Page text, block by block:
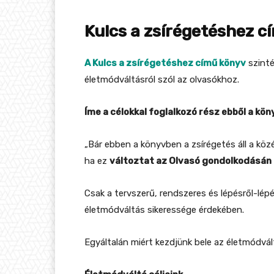
Kulcs a zsírégetéshez
A Kulcs a zsírégetéshez című könyv
életmódváltásról szól az olvasókhoz.
Íme a célokkal foglalkozó rész ebből a
„Bár ebben a könyvben a zsírégetés áll a
ha ez változtat az Olvasó gondolkodásán
Csak a tervszerű, rendszeres és lépésről-
életmódváltás sikeressége érdekében.
Egyáltalán miért kezdjünk bele az